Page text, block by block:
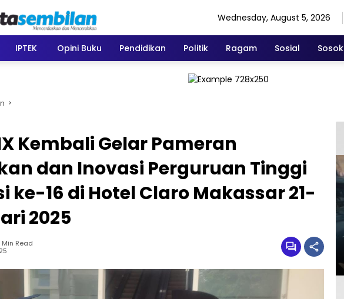
Wednesday, August 5, 2026
IPTEK Opini Buku Pendidikan Politik Ragam Sosial Sosok
Kembali Gelar Pameran
dan Inovasi Perguruan Tinggi
ke-16 di Hotel Claro Makassar 21-
2025
Min Read